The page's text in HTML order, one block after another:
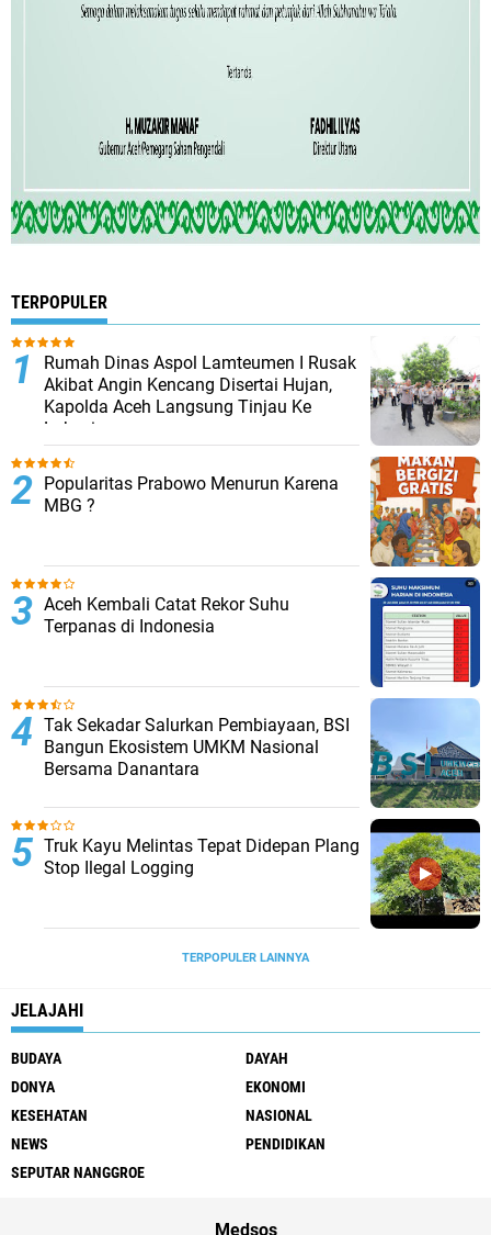
TERPOPULER
Rumah Dinas Aspol Lamteumen I Rusak
Akibat Angin Kencang Disertai Hujan,
Kapolda Aceh Langsung Tinjau Ke
Lokasi
Popularitas Prabowo Menurun Karena
MBG ?
Aceh Kembali Catat Rekor Suhu
Terpanas di Indonesia
Tak Sekadar Salurkan Pembiayaan, BSI
Bangun Ekosistem UMKM Nasional
Bersama Danantara
Truk Kayu Melintas Tepat Didepan Plang
Stop Ilegal Logging
TERPOPULER LAINNYA
JELAJAHI
BUDAYA
DAYAH
DONYA
EKONOMI
KESEHATAN
NASIONAL
NEWS
PENDIDIKAN
SEPUTAR NANGGROE
Medsos